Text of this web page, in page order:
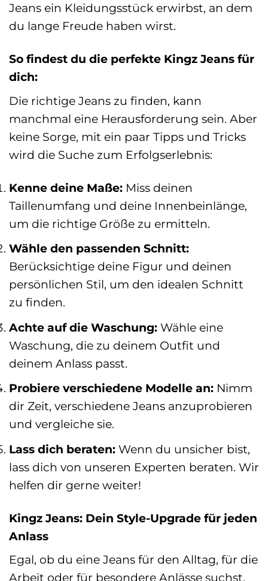
Jeans ein Kleidungsstück erwirbst, an dem
du lange Freude haben wirst.
So findest du die perfekte Kingz Jeans für
dich:
Die richtige Jeans zu finden, kann
manchmal eine Herausforderung sein. Aber
keine Sorge, mit ein paar Tipps und Tricks
wird die Suche zum Erfolgserlebnis:
Kenne deine Maße: Miss deinen
Taillenumfang und deine Innenbeinlänge,
um die richtige Größe zu ermitteln.
Wähle den passenden Schnitt:
Berücksichtige deine Figur und deinen
persönlichen Stil, um den idealen Schnitt
zu finden.
Achte auf die Waschung: Wähle eine
Waschung, die zu deinem Outfit und
deinem Anlass passt.
Probiere verschiedene Modelle an: Nimm
dir Zeit, verschiedene Jeans anzuprobieren
und vergleiche sie.
Lass dich beraten: Wenn du unsicher bist,
lass dich von unseren Experten beraten. Wir
helfen dir gerne weiter!
Kingz Jeans: Dein Style-Upgrade für jeden
Anlass
Egal, ob du eine Jeans für den Alltag, für die
Arbeit oder für besondere Anlässe suchst,